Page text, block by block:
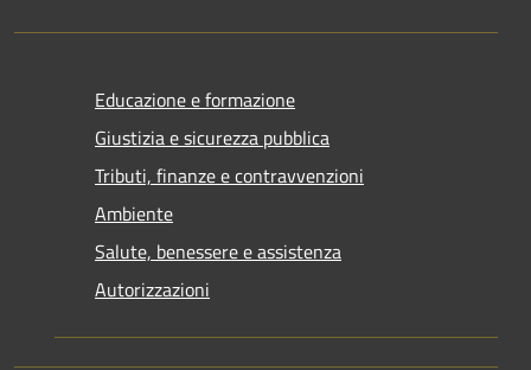
Educazione e formazione
Giustizia e sicurezza pubblica
Tributi, finanze e contravvenzioni
Ambiente
Salute, benessere e assistenza
Autorizzazioni